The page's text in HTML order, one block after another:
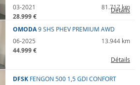
03-2021
81.717 km
28.999 €
Détails
OMODA9SHS PHEV PREMIUM AWD
06-2025
13.944 km
44.999 €
Détails
DFSK FENGON 500 1,5 GDI CONFORT